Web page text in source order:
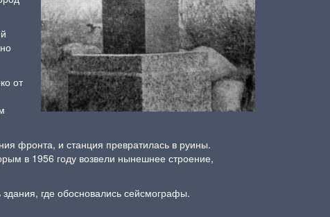
от
фронта, и станция превратилась в руины.
в 1956 году возвели нынешнее строение,
где обосновались сейсмографы.